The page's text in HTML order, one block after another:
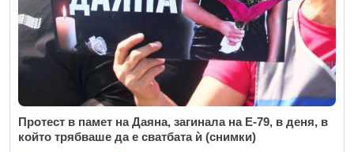
Протест в памет на Даяна, загинала на Е-79, в деня, в
който трябваше да е сватбата ѝ (снимки)